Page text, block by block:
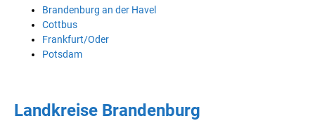
Brandenburg an der Havel
Cottbus
Frankfurt/Oder
Potsdam
Landkreise Brandenburg